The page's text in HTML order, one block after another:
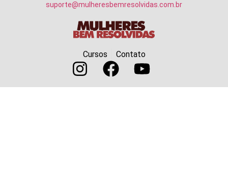
suporte@mulheresbemresolvidas.com.br
Cursos Contato